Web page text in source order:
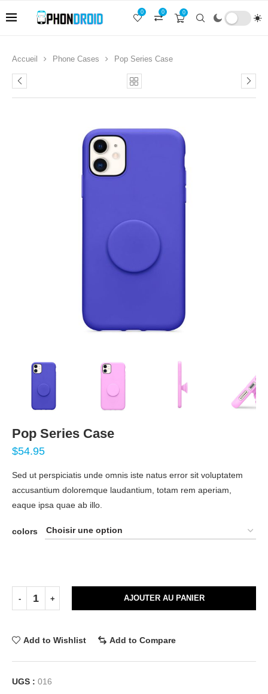
0
0
0
Accueil Phone Cases Pop Series Case
Pop Series Case
$54.95
Sed ut perspiciatis unde omnis iste natus error sit voluptatem
accusantium doloremque laudantium, totam rem aperiam,
eaque ipsa quae ab illo.
colors
AJOUTER AU PANIER
Add to Wishlist Add to Compare
UGS : 016